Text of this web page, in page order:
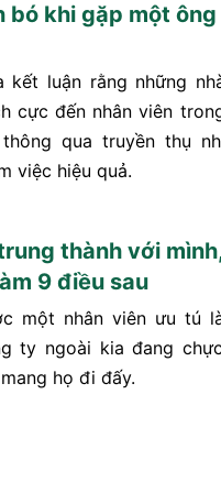
bó khi gặp một
kết luận rằng những
cực đến nhân viên
qua truyền thụ
việc hiệu quả.
thành với
9 điều sau
một nhân viên ưu tú
ty ngoài kia đang
họ đi đấy.